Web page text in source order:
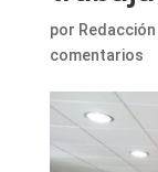
por Redacción
comentarios